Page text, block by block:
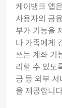
케이뱅크 앱
사용자의 금
부가 기능을
나 가족에게
쓰는 계좌 기
리할 수 있도
금 등 외부
을 제공합니